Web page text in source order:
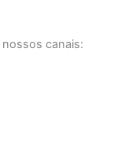
canais: